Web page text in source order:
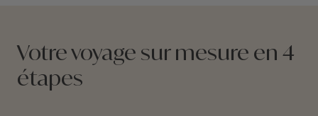
sélectionné pour vous, plusieurs itinéraires qui ne vous
laisseront jamais indifférents. À la poursuite de la faune
et de la flore ou à la rencontre des locaux, vos
randonnées vous apporteront des sentiments uniques
Votre voyage sur mesure en 4
étapes